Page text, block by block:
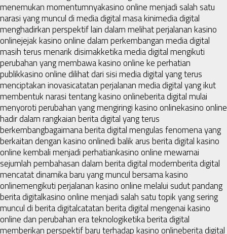
menemukan momentumnyakasino online menjadi salah satu
narasi yang muncul di media digital masa kinimedia digital
menghadirkan perspektif lain dalam melihat perjalanan kasino
onlinejejak kasino online dalam perkembangan media digital
masih terus menarik disimakketika media digital mengikuti
perubahan yang membawa kasino online ke perhatian
publikkasino online dilihat dari sisi media digital yang terus
menciptakan inovasicatatan perjalanan media digital yang ikut
membentuk narasi tentang kasino onlineberita digital mulai
menyoroti perubahan yang mengiringi kasino onlinekasino online
hadir dalam rangkaian berita digital yang terus
berkembangbagaimana berita digital mengulas fenomena yang
berkaitan dengan kasino onlinedi balik arus berita digital kasino
online kembali menjadi perhatiankasino online mewarnai
sejumlah pembahasan dalam berita digital modernberita digital
mencatat dinamika baru yang muncul bersama kasino
onlinemengikuti perjalanan kasino online melalui sudut pandang
berita digitalkasino online menjadi salah satu topik yang sering
muncul di berita digitalcatatan berita digital mengenai kasino
online dan perubahan era teknologiketika berita digital
memberikan perspektif baru terhadap kasino onlineberita digital